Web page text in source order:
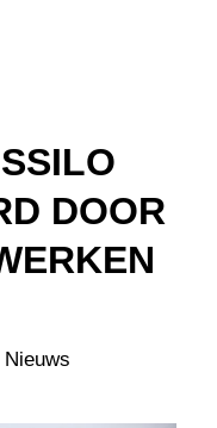
DOOR
Nieuws